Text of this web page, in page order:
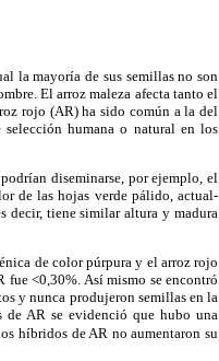
la mayoría de sus semillas no son
El arroz maleza afecta tanto el
rojo (AR) ha sido común a la del
humana o natural en los
diseminarse, por ejemplo, el
de las hojas verde pálido, actual-
decir, tiene similar altura y madura
de color púrpura y el arroz rojo
<0,30%. Así mismo se encontró
y nunca produjeron semillas en la
de AR se evidenció que hubo una
híbridos de AR no aumentaron su